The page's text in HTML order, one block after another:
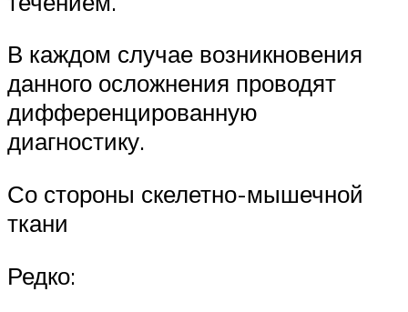
В каждом случае возникновения
данного осложнения проводят
дифференцированную
диагностику.
Со стороны скелетно-мышечной
ткани
Редко: